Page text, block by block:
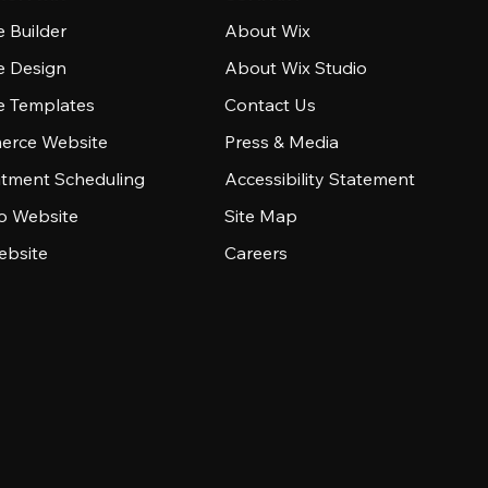
Builder
Design
Templates
Website
Scheduling
Website
About Wix
About Wix Studio
Contact Us
Press & Media
Accessibility Statement
Site Map
Careers